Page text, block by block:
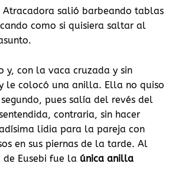
Atracadora salió barbeando tablas
como si quisiera saltar al
y, con la vaca cruzada y sin
le colocó una anilla. Ella no quiso
pues salía del revés del
contraria, sin hacer
lidia para la pareja con
en sus piernas de la tarde. Al
Eusebi fue la única anilla